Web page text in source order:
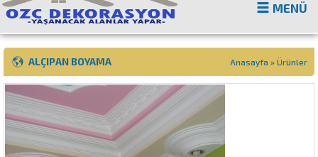
MENÜ
ALÇIPAN BOYAMA Anasayfa » Ürünler